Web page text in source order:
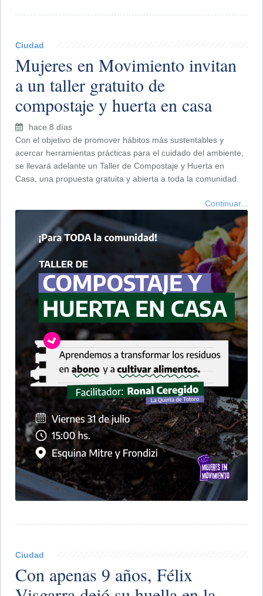
Ciudad
Mujeres en Movimiento invitan
a un taller gratuito de
compostaje y huerta en casa
hace 8 días
Con el objetivo de promover hábitos más sustentables y
acercar herramientas prácticas para el cuidado del ambiente,
se llevará adelante un Taller de Compostaje y Huerta en
Casa, una propuesta gratuita y abierta a toda la comunidad.
Continuar...
Ciudad
Con apenas 9 años, Félix